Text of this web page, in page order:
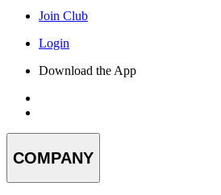
Join Club
Login
Download the App
COMPANY